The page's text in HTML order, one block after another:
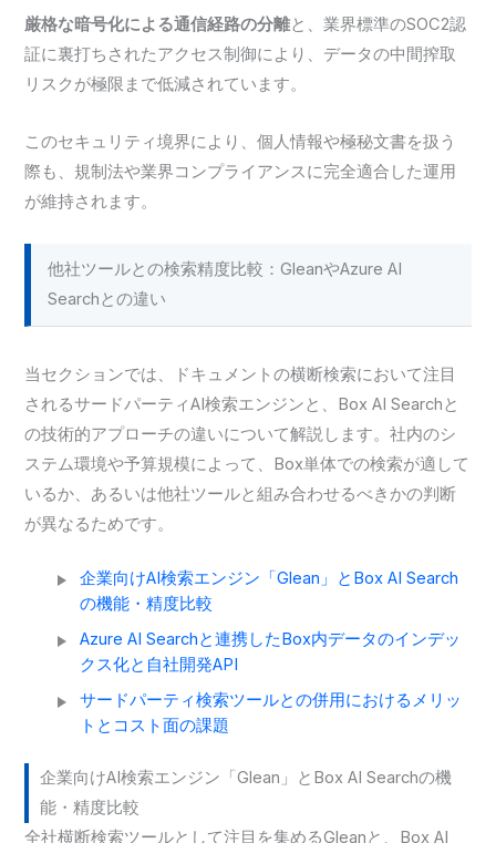
厳格な暗号化による通信経路の分離と、業界標準のSOC2認
証に裏打ちされたアクセス制御により、データの中間搾取
リスクが極限まで低減されています。
このセキュリティ境界により、個人情報や極秘文書を扱う
際も、規制法や業界コンプライアンスに完全適合した運用
が維持されます。
他社ツールとの検索精度比較：GleanやAzure AI
Searchとの違い
当セクションでは、ドキュメントの横断検索において注目
されるサードパーティAI検索エンジンと、Box AI Searchと
の技術的アプローチの違いについて解説します。社内のシ
ステム環境や予算規模によって、Box単体での検索が適して
いるか、あるいは他社ツールと組み合わせるべきかの判断
が異なるためです。
企業向けAI検索エンジン「Glean」とBox AI Search
の機能・精度比較
Azure AI Searchと連携したBox内データのインデッ
クス化と自社開発API
サードパーティ検索ツールとの併用におけるメリッ
トとコスト面の課題
企業向けAI検索エンジン「Glean」とBox AI Searchの機
能・精度比較
全社横断検索ツールとして注目を集めるGleanと、Box AI